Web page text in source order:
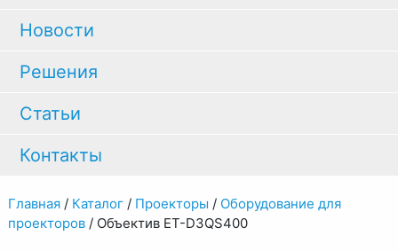
Новости
Решения
Статьи
Контакты
Главная/ Каталог/ Проекторы / Оборудование для
проекторов/ Объектив ET-D3QS400